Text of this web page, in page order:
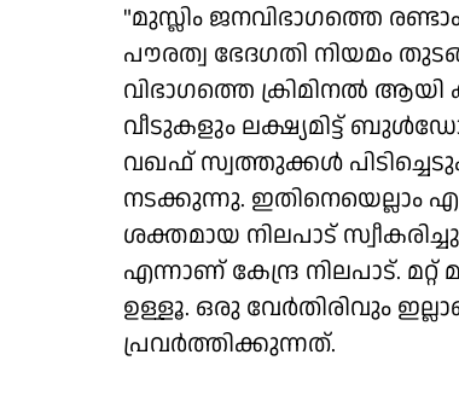
"മുസ്ലിം ജനവിഭാഗത്തെ
പൗരത്വ ഭേദഗതി നിയമം
വിഭാഗത്തെ ക്രിമിനൽ
വീടുകളും ലക്ഷ്യമിട്ട്
വഖഫ് സ്വത്തുക്കൾ
നടക്കുന്നു. ഇതിനെയെല്ലാം
ശക്തമായ നിലപാട്
എന്നാണ് കേന്ദ്ര നിലപാട്.
ഉള്ളൂ. ഒരു വേർതിരിവും
പ്രവർത്തിക്കുന്നത്.